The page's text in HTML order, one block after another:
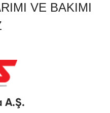
VE BAKIMI